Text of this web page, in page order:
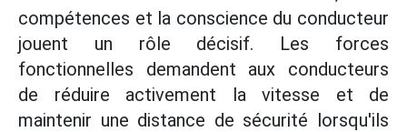
compétences et la conscience du conducteur
jouent un rôle décisif. Les forces
fonctionnelles demandent aux conducteurs
de réduire activement la vitesse et de
maintenir une distance de sécurité lorsqu'ils